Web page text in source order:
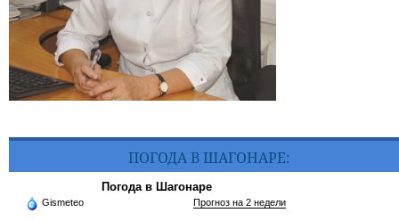
ПОГОДА В ШАГОНАРЕ:
Погода в Шагонаре
Gismeteo Прогноз на 2 недели